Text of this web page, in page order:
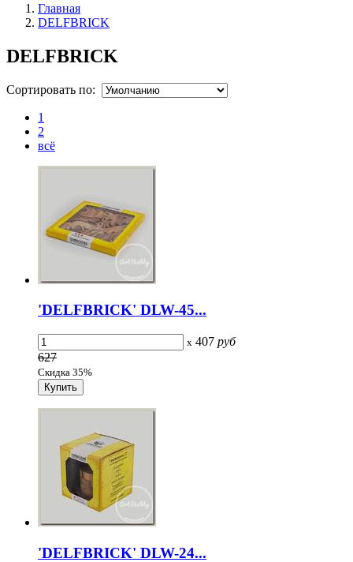
Главная
DELFBRICK
DELFBRICK
Сортировать по:
1
2
всё
'DELFBRICK' DLW-45...
x 407 руб
627
Скидка 35%
'DELFBRICK' DLW-24...